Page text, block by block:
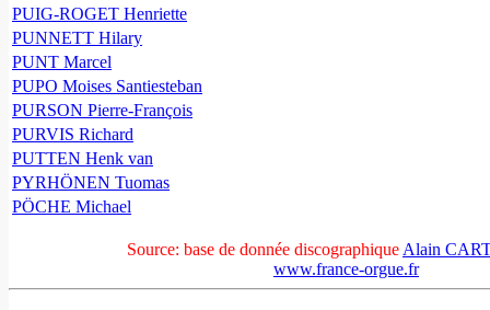
PUIG-ROGET Henriette
PUNNETT Hilary
PUNT Marcel
PUPO Moises Santiesteban
PURSON Pierre-François
PURVIS Richard
PUTTEN Henk van
PYRHÖNEN Tuomas
PÖCHE Michael
Source: base de donnée discographique Alain
www.france-orgue.fr